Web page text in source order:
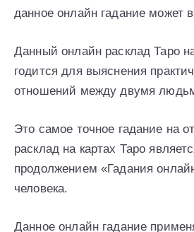
данное онлайн гадание может
Данный онлайн расклад Таро
годится для выяснения
отношений между двумя
Это самое точное гадание на
расклад на картах Таро
продолжением «Гадания
человека.
Данное онлайн гадание